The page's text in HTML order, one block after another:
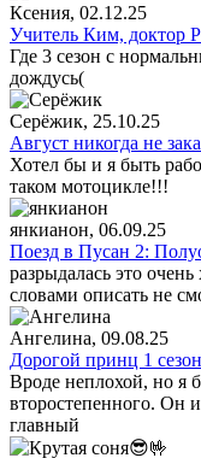
Ксения, 02.12.25
Учитель Ким, доктор
Где 3 сезон с
дождусь(
Серёжик, 25.10.25
Август никогда не
Хотел бы и я быть
таком мотоцикле!!!
янкианон, 06.09.25
Поезд в Пусан 2:
разрыдалась это
словами описать не
Ангелина, 09.08.25
Дорогой принц 1
Вроде неплохой, но я
второстепенного. Он
главный